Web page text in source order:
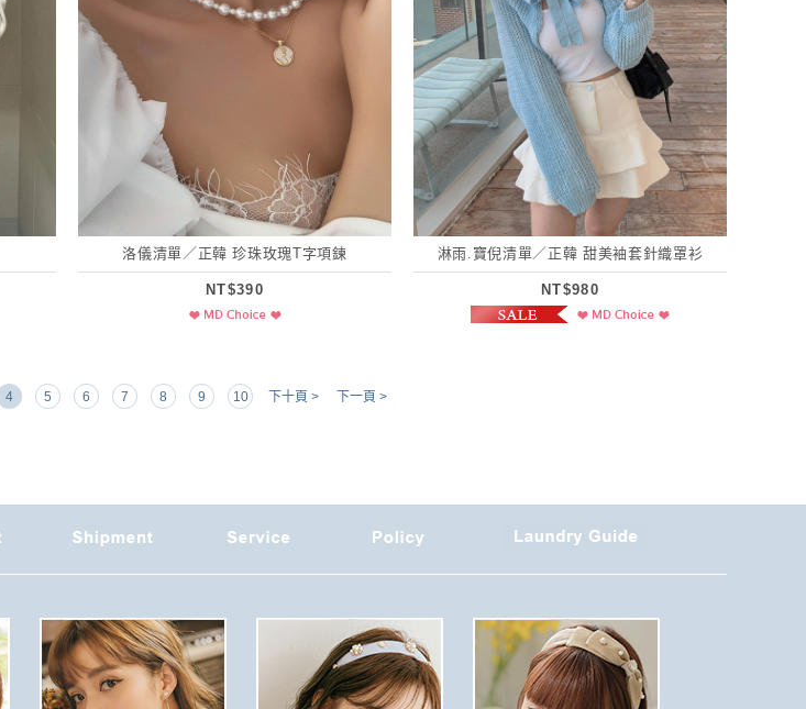
洛儀清單／正韓 珍珠玫瑰T字項鍊
NT$390
淋雨.寶倪清單／正韓 甜美袖套針織罩衫
NT$980
4 5 6 7 8 9 10 下十頁 > 下一頁 >